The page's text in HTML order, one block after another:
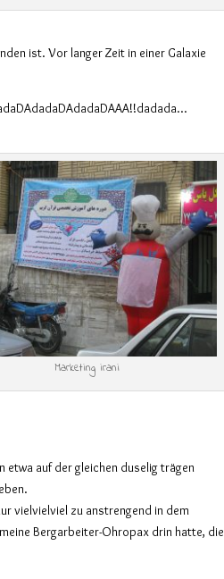
ist. Vor langer Zeit in einer Galaxie
Marketing irani
etwa auf der gleichen duselig trägen
vielvielviel zu anstrengend in dem
Bergarbeiter-Ohropax drin hatte, die